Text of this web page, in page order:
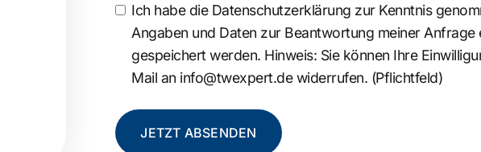
Ich habe die Datenschutzerklärung zur Kenntnis
Angaben und Daten zur Beantwortung meiner
gespeichert werden. Hinweis: Sie können Ihre
Mail an info@twexpert.dewiderrufen. (Pflichtfeld)
JETZT ABSENDEN